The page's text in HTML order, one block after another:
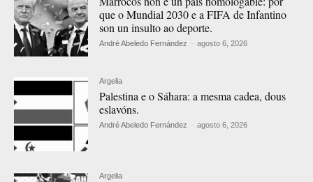
que o Mundial 2030 e a FIFA de Infantino
son un insulto ao deporte.
André Abeledo Fernández - agosto 6, 2026
Argelia
Palestina e o Sáhara: a mesma cadea, dous
eslavóns.
André Abeledo Fernández - agosto 6, 2026
Argelia